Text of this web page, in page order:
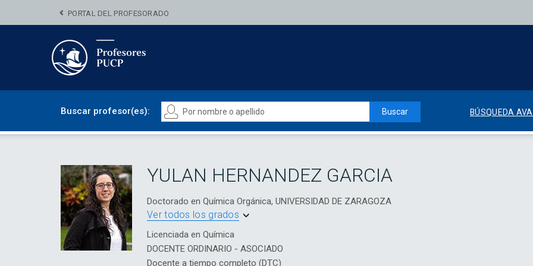
PORTAL DEL PROFESORADO
Buscar profesor(es): Buscar BÚSQUEDA
YULAN HERNANDEZ GARCIA
Doctorado en Química Orgánica, UNIVERSIDAD DE ZARAGOZA
Ver todos los grados
Licenciada en Química
DOCENTE ORDINARIO - ASOCIADO
Docente a tiempo completo (DTC)